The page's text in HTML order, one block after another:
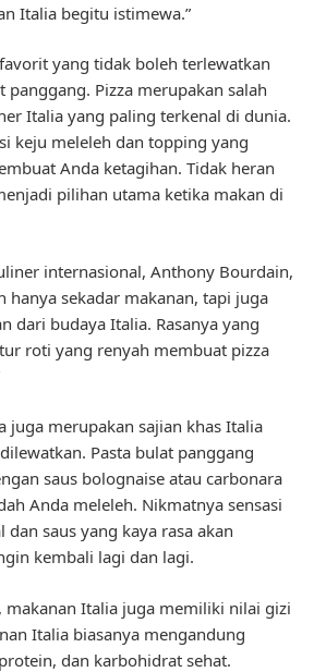
Italia begitu istimewa.”
yang tidak boleh terlewatkan
panggang. Pizza merupakan salah
Italia yang paling terkenal di dunia.
keju meleleh dan topping yang
Anda ketagihan. Tidak heran
pilihan utama ketika makan di
internasional, Anthony Bourdain,
hanya sekadar makanan, tapi juga
dari budaya Italia. Rasanya yang
roti yang renyah membuat pizza
juga merupakan sajian khas Italia
Pasta bulat panggang
saus bolognaise atau carbonara
Anda meleleh. Nikmatnya sensasi
dan saus yang kaya rasa akan
kembali lagi dan lagi.
makanan Italia juga memiliki nilai gizi
Italia biasanya mengandung
dan karbohidrat sehat.